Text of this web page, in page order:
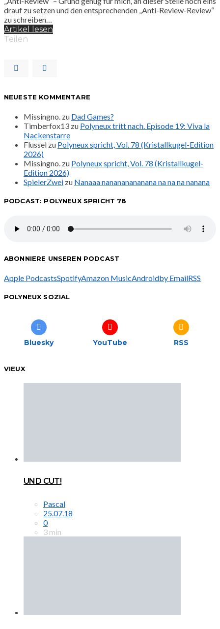
drauf zu setzen und den entsprechenden „Anti-Review-Review“
zu schreiben…
Artikel lesen
Teilen
NEUESTE KOMMENTARE
Missingno. zu Dad Games?
Timberfox13 zu Polyneux tritt nach. Episode 19: Viva la
Nackenstarre
Flussel zu Polyneux spricht, Vol. 78 (Kristallkugel-Edition
2026)
Missingno. zu Polyneux spricht, Vol. 78 (Kristallkugel-
Edition 2026)
SpielerZwei zu Nanaaa nanananananana na na na nanana
PODCAST: POLYNEUX SPRICHT 78
ABONNIERE UNSEREN PODCAST
Apple PodcastsSpotifyAmazon MusicAndroidby EmailRSS
POLYNEUX SOZIAL
Bluesky YouTube RSS
VIEUX
UND CUT!
Pascal
25.07.18
0
3 min